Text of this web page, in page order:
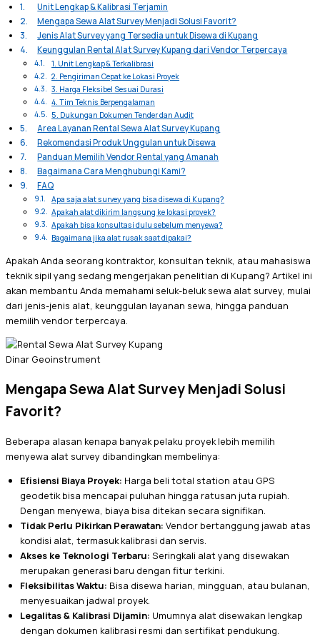
Unit Lengkap & Kalibrasi Terjamin
Mengapa Sewa Alat Survey Menjadi Solusi Favorit?
Jenis Alat Survey yang Tersedia untuk Disewa di Kupang
Keunggulan Rental Alat Survey Kupang dari Vendor Terpercaya
1. Unit Lengkap & Terkalibrasi
2. Pengiriman Cepat ke Lokasi Proyek
3. Harga Fleksibel Sesuai Durasi
4. Tim Teknis Berpengalaman
5. Dukungan Dokumen Tender dan Audit
Area Layanan Rental Sewa Alat Survey Kupang
Rekomendasi Produk Unggulan untuk Disewa
Panduan Memilih Vendor Rental yang Amanah
Bagaimana Cara Menghubungi Kami?
FAQ
Apa saja alat survey yang bisa disewa di Kupang?
Apakah alat dikirim langsung ke lokasi proyek?
Apakah bisa konsultasi dulu sebelum menyewa?
Bagaimana jika alat rusak saat dipakai?
Apakah Anda seorang kontraktor, konsultan teknik, atau mahasiswa
teknik sipil yang sedang mengerjakan penelitian di Kupang? Artikel ini
akan membantu Anda memahami seluk-beluk sewa alat survey, mulai
dari jenis-jenis alat, keunggulan layanan sewa, hingga panduan
memilih vendor terpercaya.
Dinar Geoinstrument
Mengapa Sewa Alat Survey Menjadi Solusi
Favorit?
Beberapa alasan kenapa banyak pelaku proyek lebih memilih
menyewa alat survey dibandingkan membelinya:
Efisiensi Biaya Proyek: Harga beli total station atau GPS
geodetik bisa mencapai puluhan hingga ratusan juta rupiah.
Dengan menyewa, biaya bisa ditekan secara signifikan.
Tidak Perlu Pikirkan Perawatan: Vendor bertanggung jawab atas
kondisi alat, termasuk kalibrasi dan servis.
Akses ke Teknologi Terbaru: Seringkali alat yang disewakan
merupakan generasi baru dengan fitur terkini.
Fleksibilitas Waktu: Bisa disewa harian, mingguan, atau bulanan,
menyesuaikan jadwal proyek.
Legalitas & Kalibrasi Dijamin: Umumnya alat disewakan lengkap
dengan dokumen kalibrasi resmi dan sertifikat pendukung.